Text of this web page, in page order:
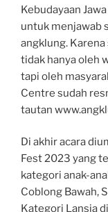
Kebudayaan
untuk menjawab
angklung.
tidak hanya oleh
tapi oleh
Centre sudah
tautan
Di akhir acara
Fest 2023 yang
kategori anak-
Coblong Bawah,
Kategori Lansia